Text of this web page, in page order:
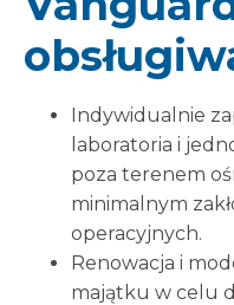
Indywidualnie
laboratoria i
poza terenem
minimalnym
operacyjnych.
Renowacja i
majątku w celu